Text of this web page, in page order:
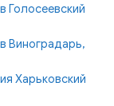
Голосеевский
Виноградарь,
Харьковский